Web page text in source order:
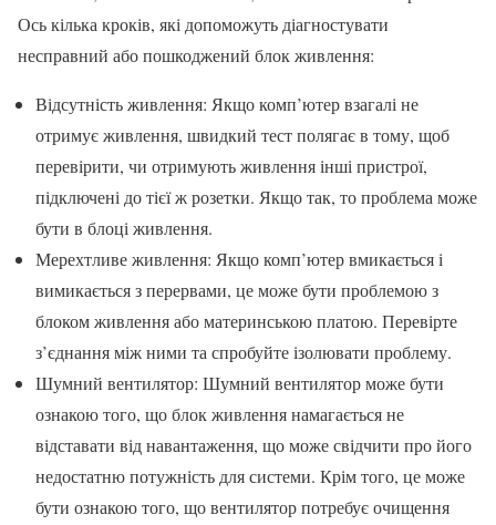
Ось кілька кроків, які допоможуть діагностувати
несправний або пошкоджений блок живлення:
Відсутність живлення: Якщо комп’ютер взагалі не
отримує живлення, швидкий тест полягає в тому, щоб
перевірити, чи отримують живлення інші пристрої,
підключені до тієї ж розетки. Якщо так, то проблема може
бути в блоці живлення.
Мерехтливе живлення: Якщо комп’ютер вмикається і
вимикається з перервами, це може бути проблемою з
блоком живлення або материнською платою. Перевірте
з’єднання між ними та спробуйте ізолювати проблему.
Шумний вентилятор: Шумний вентилятор може бути
ознакою того, що блок живлення намагається не
відставати від навантаження, що може свідчити про його
недостатню потужність для системи. Крім того, це може
бути ознакою того, що вентилятор потребує очищення